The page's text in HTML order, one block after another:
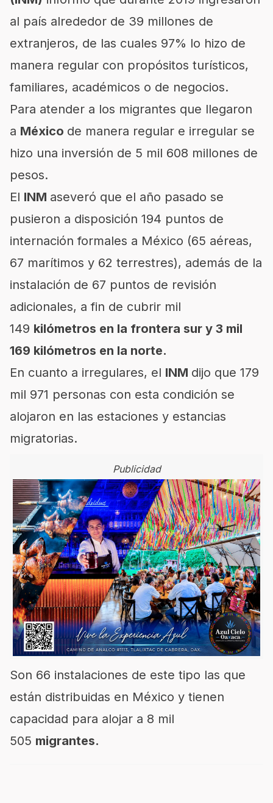
al país alrededor de 39 millones de
extranjeros, de las cuales 97% lo hizo de
manera regular con propósitos turísticos,
familiares, académicos o de negocios.
Para atender a los migrantes que llegaron
a México de manera regular e irregular se
hizo una inversión de 5 mil 608 millones de
pesos.
El INM aseveró que el año pasado se
pusieron a disposición 194 puntos de
internación formales a México (65 aéreas,
67 marítimos y 62 terrestres), además de la
instalación de 67 puntos de revisión
adicionales, a fin de cubrir mil
149 kilómetros en la frontera sur y 3 mil
169 kilómetros en la norte.
En cuanto a irregulares, el INM dijo que 179
mil 971 personas con esta condición se
alojaron en las estaciones y estancias
migratorias.
Publicidad
Son 66 instalaciones de este tipo las que
están distribuidas en México y tienen
capacidad para alojar a 8 mil
505 migrantes.